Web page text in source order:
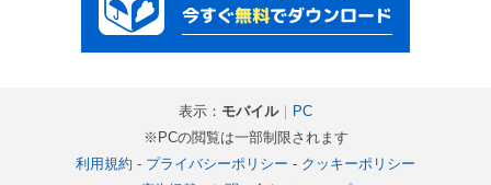
表示： モバイル｜
PC
※PCの閲覧は一部制限されます
利用規約 - プライバシーポリシー - クッキーポリシー